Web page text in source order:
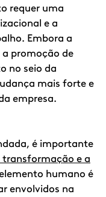
requer uma
e a
Embora a
promoção de
no seio da
mais forte e
empresa.
é importante
e a
humano é
envolvidos na